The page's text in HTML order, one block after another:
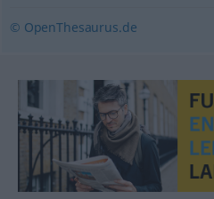
© OpenThesaurus.de